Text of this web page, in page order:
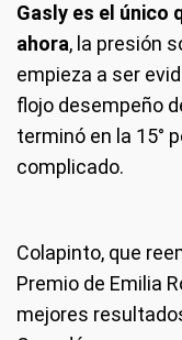
Gasly es el único
ahora, la presión
empieza a ser
flojo desempeño
terminó en la 15°
complicado.
Colapinto, que
Premio de Emilia
mejores